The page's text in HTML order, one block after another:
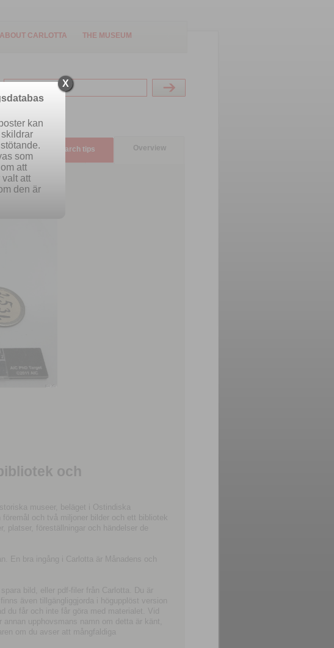
ABOUT CARLOTTA THE MUSEUM
Search tips Overview
och
museer, beläget i Ostindiska
och två miljoner bilder och ett bibliotek
platser, föreställningar och händelser de
En bra ingång i Carlotta är Månadens och
bild, eller pdf-filer från Carlotta. Du är
även tillgängliggjorda i högupplöst version
du får och inte får göra med materialet. Vid
upphovsmans namn om detta är känt,
om du avser att mångfaldiga
X
kan
som
att
att
den är